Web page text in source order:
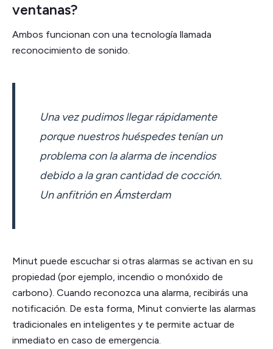
ventanas?
Ambos funcionan con una tecnología llamada
reconocimiento de sonido.
Una vez pudimos llegar rápidamente
porque nuestros huéspedes tenían un
problema con la alarma de incendios
debido a la gran cantidad de cocción.
Un anfitrión en Ámsterdam
Minut puede escuchar si otras alarmas se activan en su
propiedad (por ejemplo, incendio o monóxido de
carbono). Cuando reconozca una alarma, recibirás una
notificación. De esta forma, Minut convierte las alarmas
tradicionales en inteligentes y te permite actuar de
inmediato en caso de emergencia.